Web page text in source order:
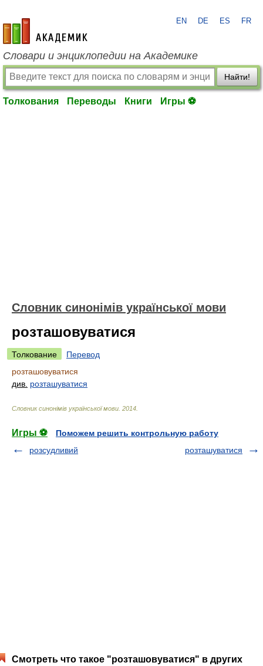
academic.ru
EN DE ES FR
Словари и энциклопедии на Академике
Найти!
Толкования Переводы Книги Игры ⚽
Словник синонімів української мови
розташовуватися
Толкование
Перевод
розташовуватися
див. розташуватися
Словник синонімів української мови 2014
Игры ⚽
Поможем решить контрольную работу
розсудливий
розташуватися
Смотреть что такое "розташовуватися" в других